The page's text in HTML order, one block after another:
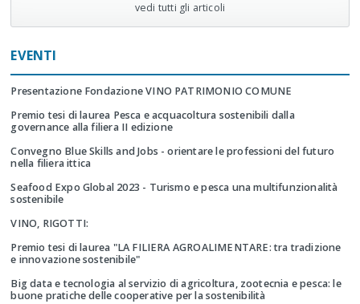
vedi tutti gli articoli
EVENTI
Presentazione Fondazione VINO PATRIMONIO COMUNE
Premio tesi di laurea Pesca e acquacoltura sostenibili dalla
governance alla filiera II edizione
Convegno Blue Skills and Jobs - orientare le professioni del futuro
nella filiera ittica
Seafood Expo Global 2023 - Turismo e pesca una multifunzionalità
sostenibile
VINO, RIGOTTI:
Premio tesi di laurea "LA FILIERA AGROALIMENTARE: tra tradizione
e innovazione sostenibile"
Big data e tecnologia al servizio di agricoltura, zootecnia e pesca: le
buone pratiche delle cooperative per la sostenibilità